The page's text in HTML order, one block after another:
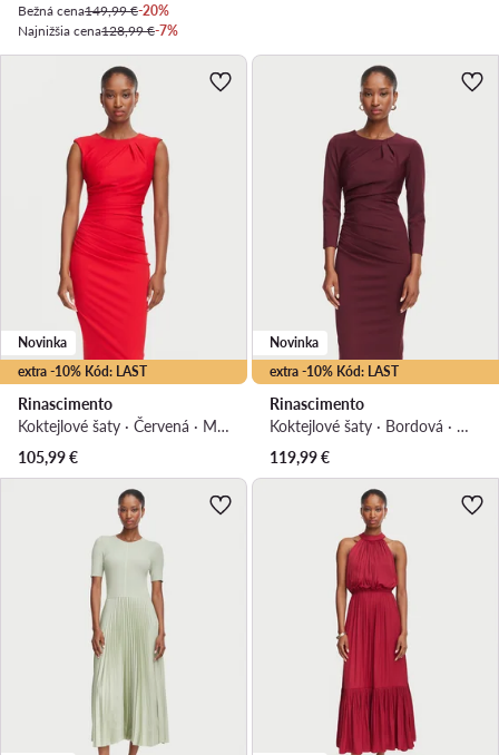
Bežná cena149,99 €-20%
Najnižšia cena128,99 €-7%
extra -10% Kód: LAST
Novinka
Rinascimento
Koktejlové šaty · Červená · Midi
105,99€
extra -10% Kód: LAST
Novinka
Rinascimento
Koktejlové šaty · Bordová · Midi
119,99€